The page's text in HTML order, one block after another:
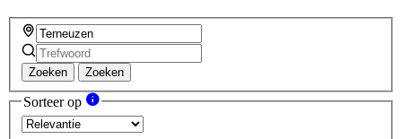
Zoeken Zoeken
Sorteer op